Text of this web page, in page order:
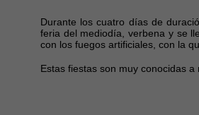
Durante los cuatro días de
feria del mediodía, verbena y se
con los fuegos artificiales, con la
Estas fiestas son muy conocidas a